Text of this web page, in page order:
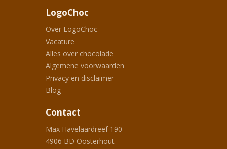
LogoChoc
Over LogoChoc
Vacature
Alles over chocolade
Algemene voorwaarden
Privacy en disclaimer
Blog
Contact
Max Havelaardreef 190
4906 BD Oosterhout